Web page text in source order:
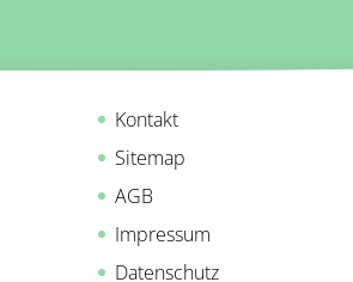
Kontakt
Sitemap
AGB
Impressum
Datenschutz